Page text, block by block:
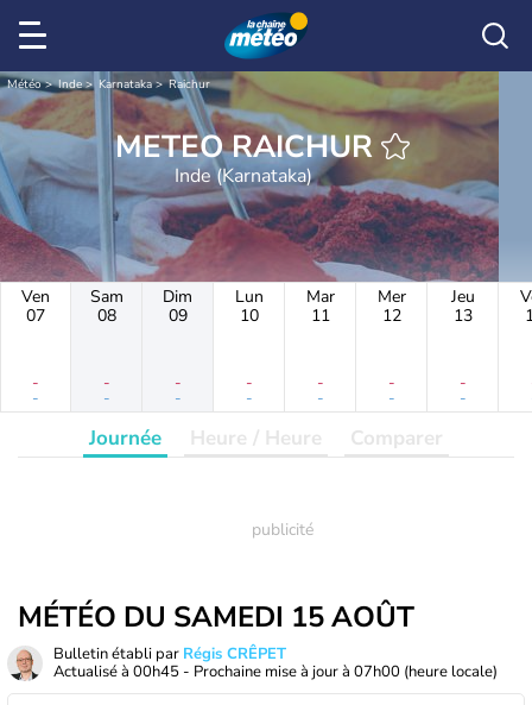
Météo Inde Karnataka Raichur
METEO RAICHUR
Inde (Karnataka)
Ven
07
-
-
Sam
08
-
-
Dim
09
-
-
Lun
10
-
-
Mar
11
-
-
Mer
12
-
-
Jeu
13
-
-
Journée Heure / Heure Comparer
MÉTÉO DU SAMEDI 15 AOÛT
Bulletin établi par Régis CRÊPET
Actualisé à 00h45 - Prochaine mise à jour à 07h00 (heure locale)